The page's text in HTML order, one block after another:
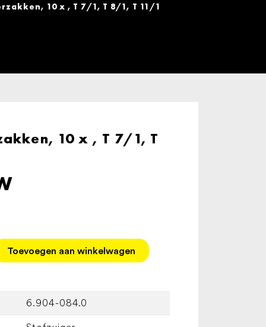
10 x , T 7/1, T 8/1, T 11/1
10 x , T 7/1, T
Toevoegen aan winkelwagen
6.904-084.0